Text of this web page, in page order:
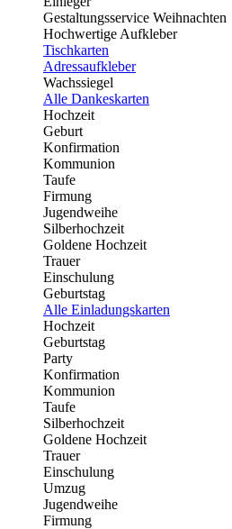
Gestaltungsservice Weihnachten
Hochwertige Aufkleber
Tischkarten
Adressaufkleber
Wachssiegel
Alle Dankeskarten
Hochzeit
Geburt
Konfirmation
Kommunion
Taufe
Firmung
Jugendweihe
Silberhochzeit
Goldene Hochzeit
Trauer
Einschulung
Geburtstag
Alle Einladungskarten
Hochzeit
Geburtstag
Party
Konfirmation
Kommunion
Taufe
Silberhochzeit
Goldene Hochzeit
Trauer
Einschulung
Umzug
Jugendweihe
Firmung